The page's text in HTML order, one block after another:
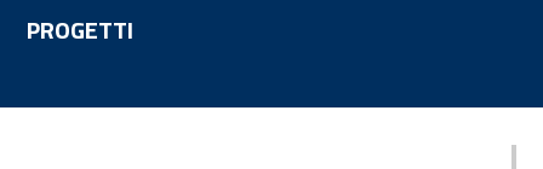
PROGETTI